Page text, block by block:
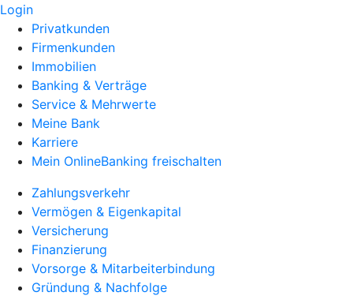
Login
Privatkunden
Firmenkunden
Immobilien
Banking & Verträge
Service & Mehrwerte
Meine Bank
Karriere
Mein OnlineBanking freischalten
Zahlungsverkehr
Vermögen & Eigenkapital
Versicherung
Finanzierung
Vorsorge & Mitarbeiterbindung
Gründung & Nachfolge